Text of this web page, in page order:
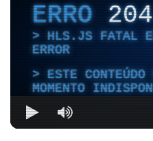
ERRO204
HLS.JS FATAL
ERROR
ESTE
MOMENTO